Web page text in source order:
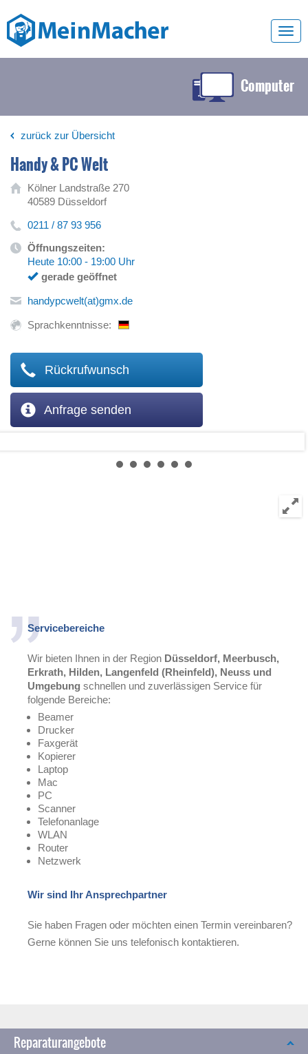
Computer
zurück zur Übersicht
Handy & PC Welt
Kölner Landstraße 270
40589 Düsseldorf
0211 / 87 93 956
Öffnungszeiten:
Heute 10:00 - 19:00 Uhr
gerade geöffnet
handypcwelt(at)gmx.de
Sprachkenntnisse:
Rückrufwunsch
Anfrage senden
Servicebereiche
Wir bieten Ihnen in der Region Düsseldorf, Meerbusch,
Erkrath, Hilden, Langenfeld (Rheinfeld), Neuss und
Umgebung schnellen und zuverlässigen Service für
folgende Bereiche:
Beamer
Drucker
Faxgerät
Kopierer
Laptop
Mac
PC
Scanner
Telefonanlage
WLAN
Router
Netzwerk
Wir sind Ihr Ansprechpartner
Sie haben Fragen oder möchten einen Termin vereinbaren?
Gerne können Sie uns telefonisch kontaktieren.
Reparaturangebote